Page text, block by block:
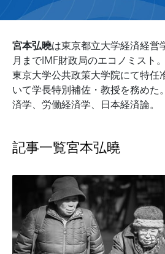
宮本弘曉は東京都立大学経済経営
月までIMF財政局のエコノミスト
東京大学公共政策大学院にて特任
いて学長特別補佐・教授を務めた
済学、労働経済学、日本経済論。
記事一覧宮本弘曉